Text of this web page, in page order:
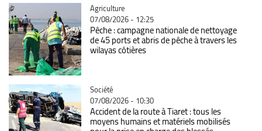
Catégorie
Agriculture
07/08/2026 - 12:25
Pêche : campagne nationale de nettoyage
de 45 ports et abris de pêche à travers les
wilayas côtières
Catégorie
Société
07/08/2026 - 10:30
Accident de la route à Tiaret : tous les
moyens humains et matériels mobilisés